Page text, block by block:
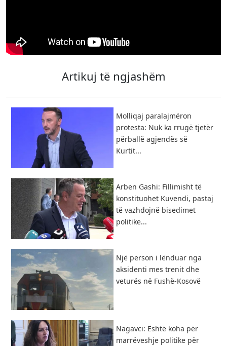
Artikuj të ngjashëm
Molliqaj paralajmëron
protesta: Nuk ka rrugë tjetër
përballë agjendës së
Kurtit...
Arben Gashi: Fillimisht të
konstituohet Kuvendi, pastaj
të vazhdojnë bisedimet
politike...
Një person i lënduar nga
aksidenti mes trenit dhe
veturës në Fushë-Kosovë
Nagavci: Është koha për
marrëveshje politike për